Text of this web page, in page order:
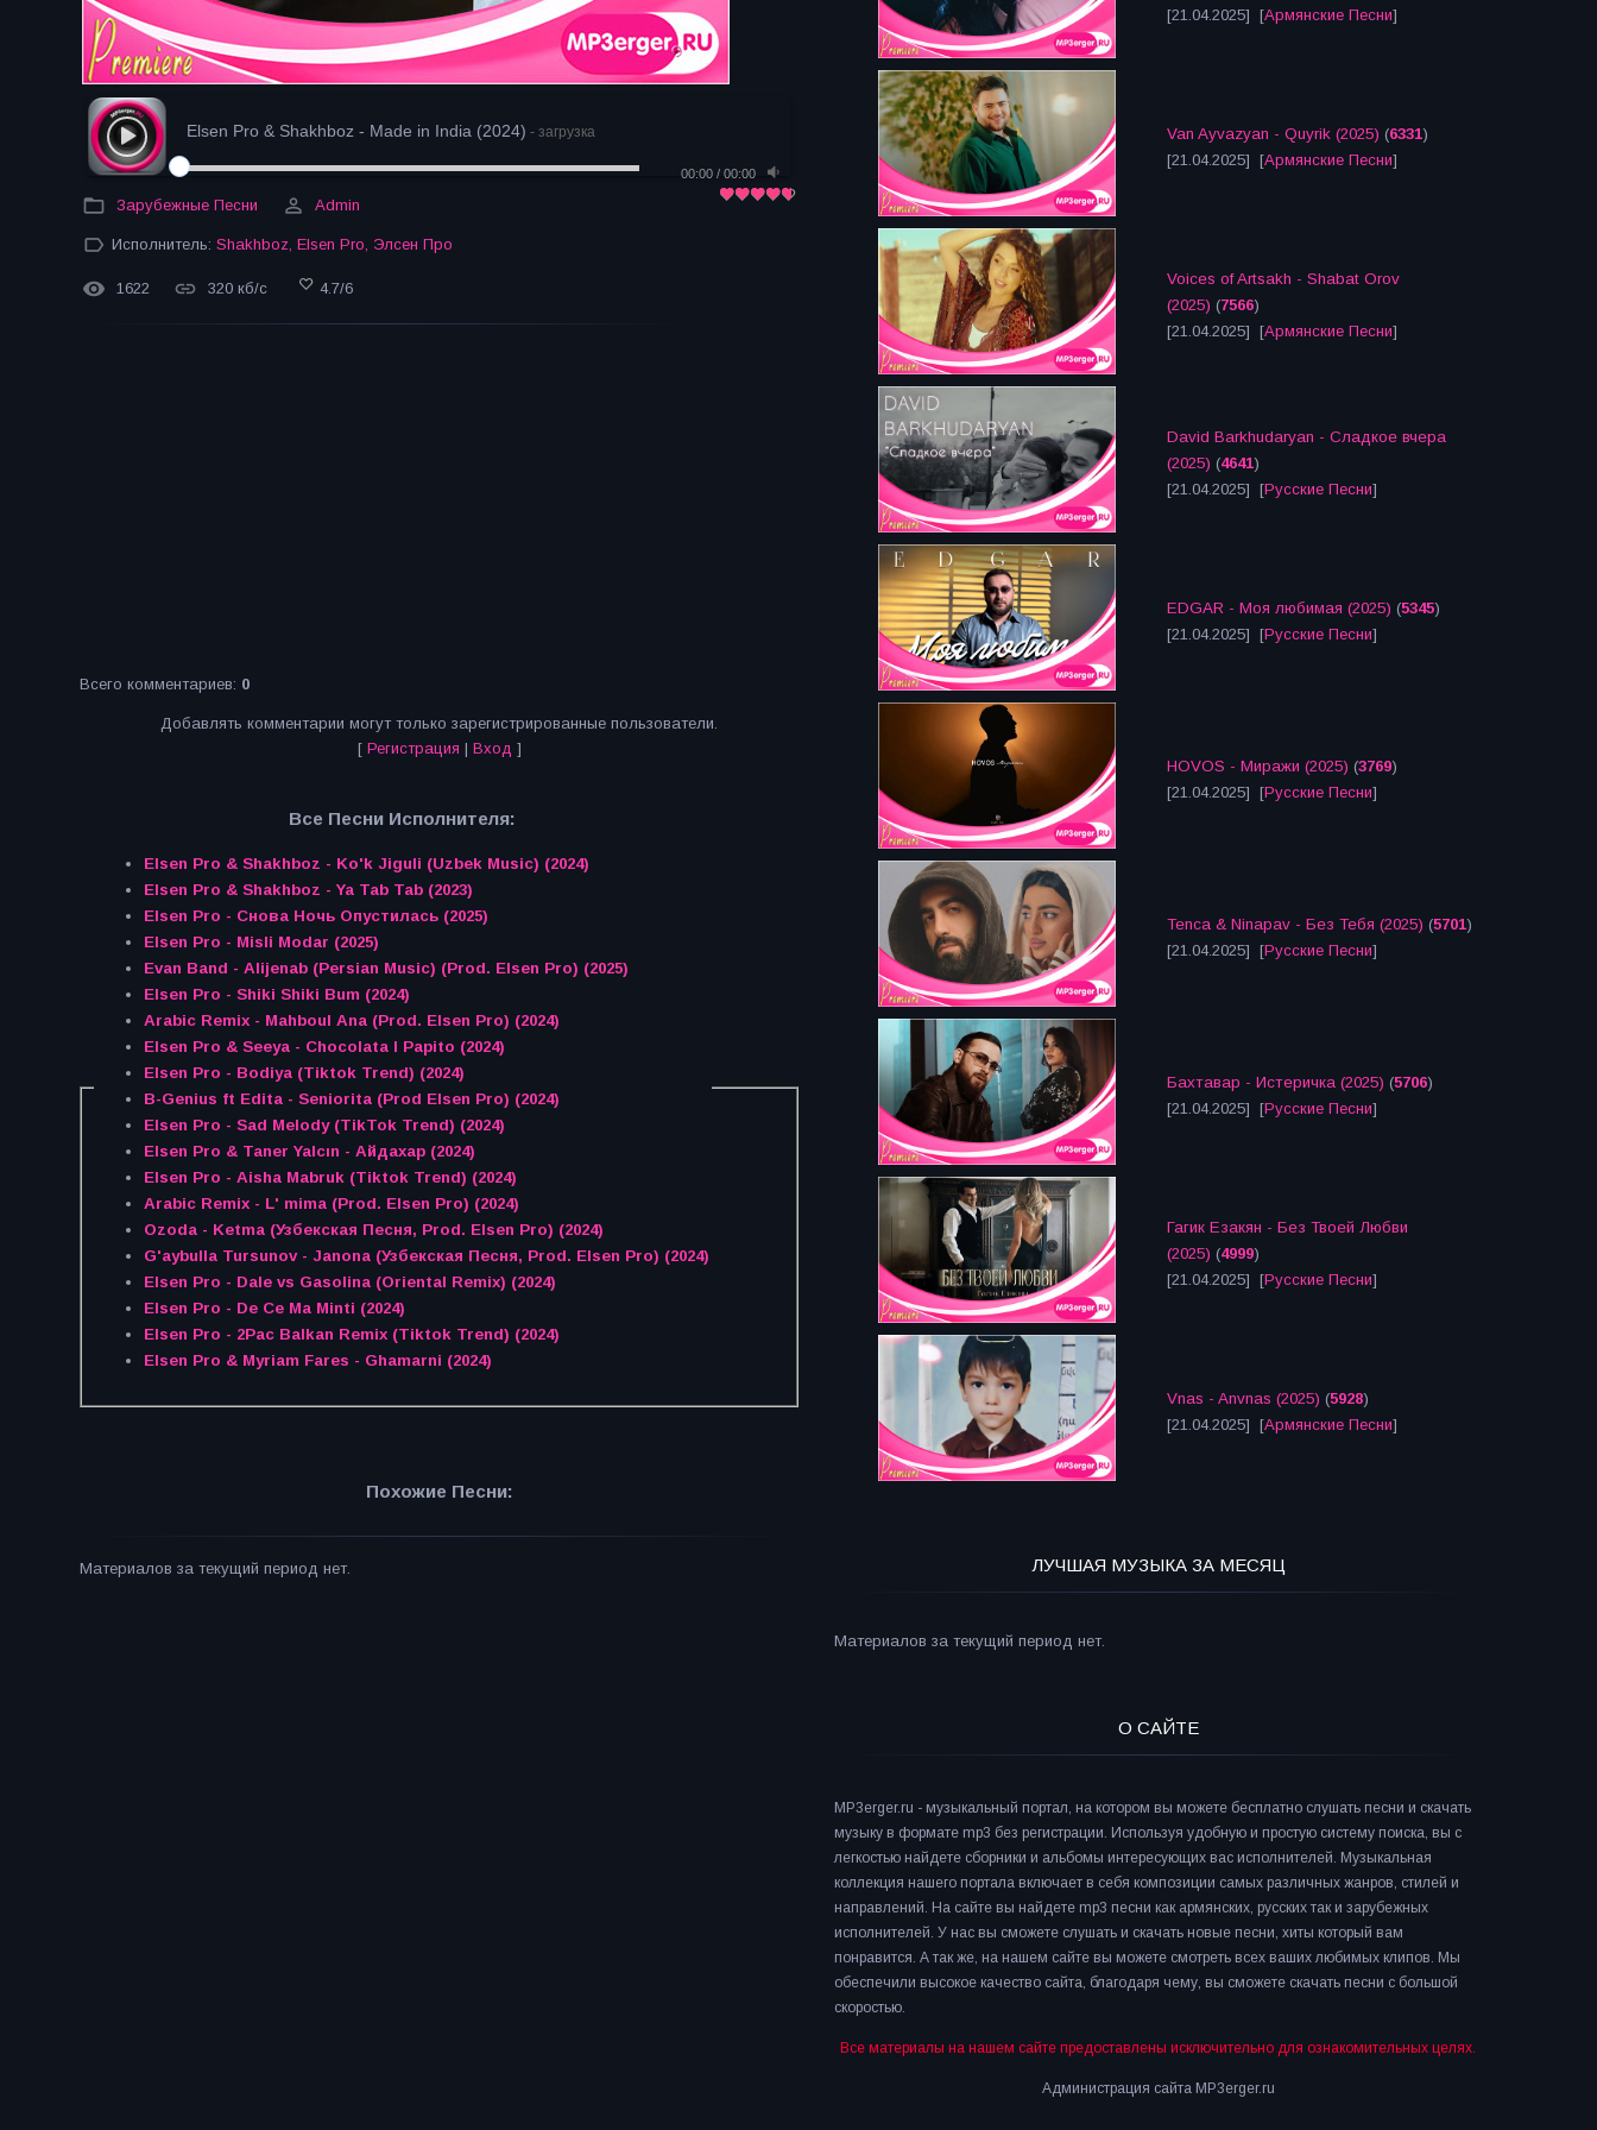
Elsen Pro & Shakhboz - Made in India (2024) - загрузка
00:00 / 00:00
Зарубежные Песни Admin
Исполнитель: Shakhboz Elsen Pro Элсен Про
1622 320 кб/с 4.7/6
Всего комментариев: 0
Добавлять комментарии могут только зарегистрированные пользователи.
[ Регистрация | Вход ]
Все Песни Исполнителя:
Elsen Pro & Shakhboz - Ko'k Jiguli (Uzbek Music) (2024)
Elsen Pro & Shakhboz - Ya Tab Tab (2023)
Elsen Pro - Снова Ночь Опустилась (2025)
Elsen Pro - Misli Modar (2025)
Evan Band - Alijenab (Persian Music) (Prod. Elsen Pro) (2025)
Elsen Pro - Shiki Shiki Bum (2024)
Arabic Remix - Mahboul Ana (Prod. Elsen Pro) (2024)
Elsen Pro & Seeya - Chocolata I Papito (2024)
Elsen Pro - Bodiya (Tiktok Trend) (2024)
B-Genius ft Edita - Seniorita (Prod Elsen Pro) (2024)
Elsen Pro - Sad Melody (TikTok Trend) (2024)
Elsen Pro & Taner Yalcın - Айдахар (2024)
Elsen Pro - Aisha Mabruk (Tiktok Trend) (2024)
Arabic Remix - L' mima (Prod. Elsen Pro) (2024)
Ozoda - Ketma (Узбекская Песня, Prod. Elsen Pro) (2024)
G'aybulla Tursunov - Janona (Узбекская Песня, Prod. Elsen Pro) (2024)
Elsen Pro - Dale vs Gasolina (Oriental Remix) (2024)
Elsen Pro - De Ce Ma Minti (2024)
Elsen Pro - 2Pac Balkan Remix (Tiktok Trend) (2024)
Elsen Pro & Myriam Fares - Ghamarni (2024)
Похожие Песни:
Материалов за текущий период нет.
[21.04.2025] [Армянские Песни]
Van Ayvazyan - Quyrik (2025) (6331)
[21.04.2025] [Армянские Песни]
Voices of Artsakh - Shabat Orov
(2025) (7566)
[21.04.2025] [Армянские Песни]
David Barkhudaryan - Сладкое вчера
(2025) (4641)
[21.04.2025] [Русские Песни]
EDGAR - Моя любимая (2025) (5345)
[21.04.2025] [Русские Песни]
HOVOS - Миражи (2025) (3769)
[21.04.2025] [Русские Песни]
Tenca & Ninapav - Без Тебя (2025) (5701)
[21.04.2025] [Русские Песни]
Бахтавар - Истеричка (2025) (5706)
[21.04.2025] [Русские Песни]
Гагик Езакян - Без Твоей Любви
(2025) (4999)
[21.04.2025] [Русские Песни]
Vnas - Anvnas (2025) (5928)
[21.04.2025] [Армянские Песни]
ЛУЧШАЯ МУЗЫКА ЗА МЕСЯЦ
Материалов за текущий период нет.
О САЙТЕ
MP3erger.ru - музыкальный портал, на котором вы можете бесплатно слушать песни и скачать
музыку в формате mp3 без регистрации. Используя удобную и простую систему поиска, вы с
легкостью найдете сборники и альбомы интересующих вас исполнителей. Музыкальная
коллекция нашего портала включает в себя композиции самых различных жанров, стилей и
направлений. На сайте вы найдете mp3 песни как армянских, русских так и зарубежных
исполнителей. У нас вы сможете слушать и скачать новые песни, хиты который вам
понравится. А так же, на нашем сайте вы можете смотреть всех ваших любимых клипов. Мы
обеспечили высокое качество сайта, благодаря чему, вы сможете скачать песни с большой
скоростью.
Все материалы на нашем сайте предоставлены исключительно для ознакомительных целях.
Администрация сайта MP3erger.ru